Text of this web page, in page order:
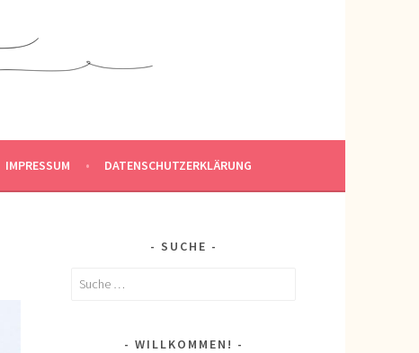
IMPRESSUM DATENSCHUTZERKLÄRUNG
SUCHE
Suche
WILLKOMMEN!